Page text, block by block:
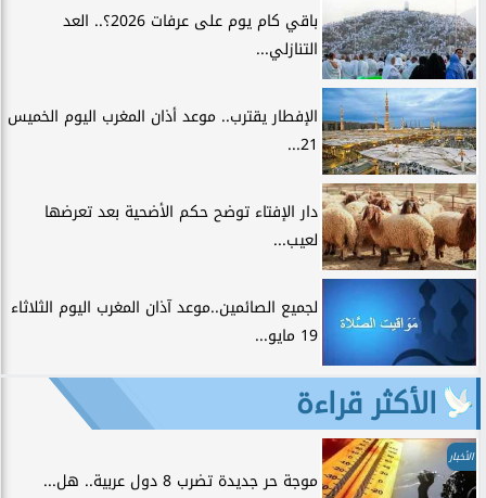
باقي كام يوم على عرفات 2026؟.. العد
التنازلي...
الإفطار يقترب.. موعد أذان المغرب اليوم الخميس
21...
دار الإفتاء توضح حكم الأضحية بعد تعرضها
لعيب...
لجميع الصائمين..موعد آذان المغرب اليوم الثلاثاء
19 مايو...
الأكثر قراءة
الأخبار
موجة حر جديدة تضرب 8 دول عربية.. هل...